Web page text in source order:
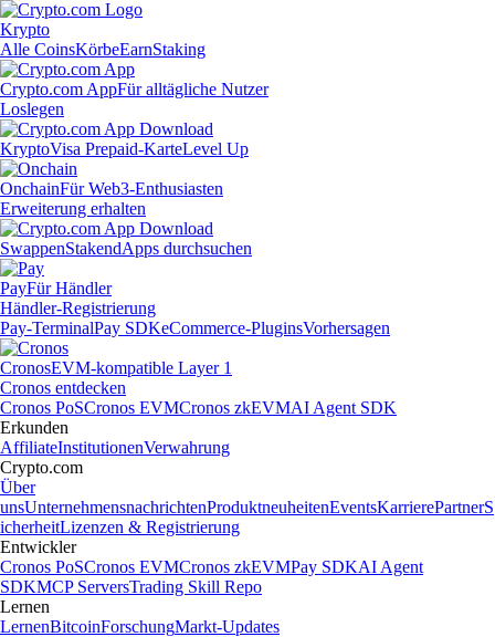
Krypto
Alle CoinsKörbeEarnStaking
Crypto.com AppFür alltägliche Nutzer
Loslegen
KryptoVisa Prepaid-KarteLevel Up
OnchainFür Web3-Enthusiasten
Erweiterung erhalten
SwappenStakendApps durchsuchen
PayFür Händler
Händler-Registrierung
Pay-TerminalPay SDKeCommerce-PluginsVorhersagen
CronosEVM-kompatible Layer 1
Cronos entdecken
Cronos PoSCronos EVMCronos zkEVMAI Agent SDK
Erkunden
AffiliateInstitutionenVerwahrung
Crypto.com
Über
unsUnternehmensnachrichtenProduktneuheitenEventsKarrierePartnerS
icherheitLizenzen & Registrierung
Entwickler
Cronos PoSCronos EVMCronos zkEVMPay SDKAI Agent
SDKMCP ServersTrading Skill Repo
Lernen
LernenBitcoinForschungMarkt-Updates